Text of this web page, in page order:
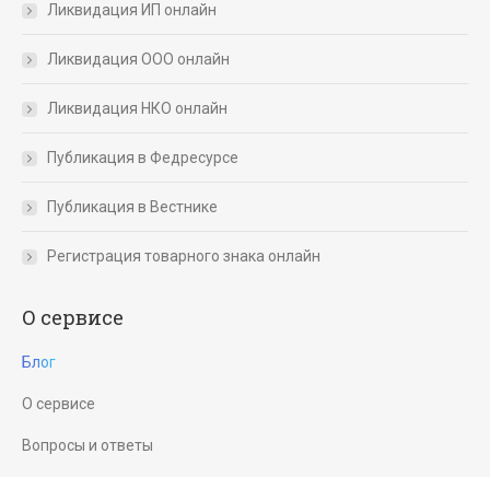
Ликвидация ИП онлайн
Ликвидация ООО онлайн
Ликвидация НКО онлайн
Публикация в Федресурсе
Публикация в Вестнике
Регистрация товарного знака онлайн
О сервисе
Блог
О сервисе
Вопросы и ответы